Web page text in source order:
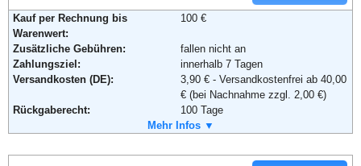
Adresse:
Plus Online GmbH
Wissollstraße 5 - 43
45478 Mülheim an der Ruhr
+49 (0) 208 - 882290
Soziale Kanäle:
Kauf per Rechnung bis
Warenwert:
100 €
Zusätzliche Gebühren:
fallen nicht an
Zahlungsziel:
innerhalb 7 Tagen
Versandkosten (DE):
3,90 € - Versandkostenfrei ab 40,00
€ (bei Nachnahme zzgl. 2,00 €)
Rückgaberecht:
100 Tage
Ja
Lieferung in:
Mehr Infos ▼